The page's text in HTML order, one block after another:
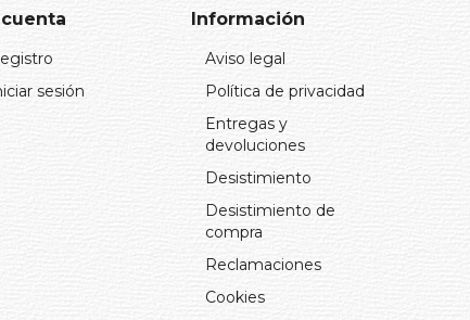
sesión
Información
Aviso legal
Política de privacidad
Entregas y
devoluciones
Desistimiento
Desistimiento de
compra
Reclamaciones
Cookies